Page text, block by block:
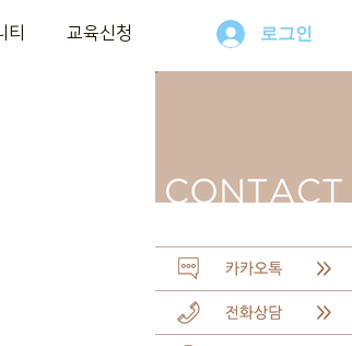
티 교육신청 로그인